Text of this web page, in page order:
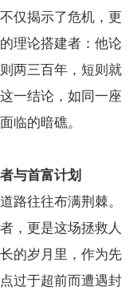
仅揭示了危机，更
理论搭建者：他论
两三百年，短则就
一结论，如同一座
临的暗礁。
与首富计划
往往布满荆棘。
，更是这场拯救人
的岁月里，作为先
过于超前而遭遇封